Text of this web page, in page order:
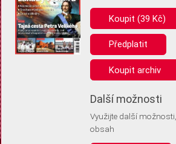
Pro základní fungování webu nepotřebujeme
(tzv. cookies apod.). Rádi bychom vás ale
uložením volitelných informací:
Anonymní unikátní ID
Díky němu příště poznáme, že se jedná o stejné
Identifikátor je zcela anonymní.
Vaše souhlasy a odmítnutí si ukládáme do
vás už příště znovu neptali. Můžete je kdykoli
Koupit (39 Kč)
Předplatit
Koupit archiv
Další možnosti
Využijte další
obsah